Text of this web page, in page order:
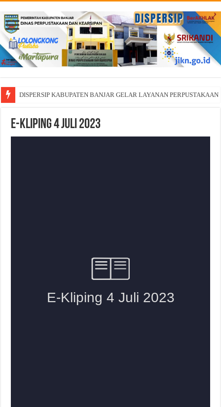
DISPERSIP KABUPATEN BANJAR GELAR LAYANAN
E-Kliping 4 Juli 2023